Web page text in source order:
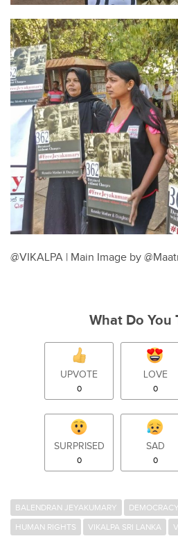
@VIKALPA | Main Image by
What Do You
UPVOTE
0
LOVE
0
SURPRISED
0
SAD
0
BALENDRAN JEYAKUMARY DEMOCRACY
HUMAN RIGHTS
VIKALPA SRI LANKA